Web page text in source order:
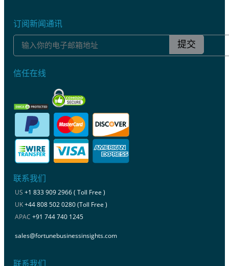
订阅新闻通讯
提交
信任在线
联系我们
US +1 833 909 2966 ( Toll Free )
UK+44 808 502 0280 (Toll Free )
APAC +91 744 740 1245
sales@fortunebusinessinsights.com
联系我们